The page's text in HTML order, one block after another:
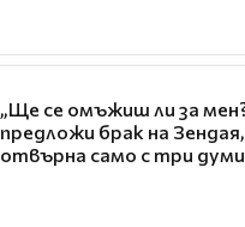
„Ще се омъжиш ли за
предложи брак на
отвърна само с три